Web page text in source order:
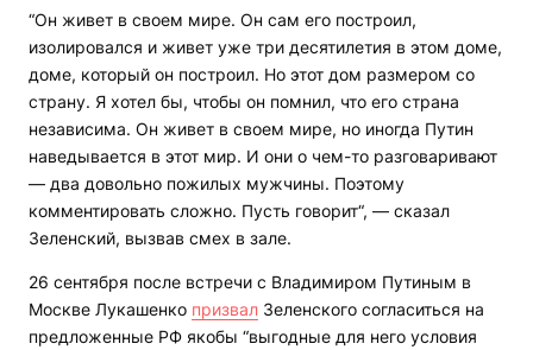
“Он живет в своем мире. Он сам его построил,
изолировался и живет уже три десятилетия в этом доме,
доме, который он построил. Но этот дом размером со
страну. Я хотел бы, чтобы он помнил, что его страна
независима. Он живет в своем мире, но иногда Путин
наведывается в этот мир. И они о чем-то разговаривают
— два довольно пожилых мужчины. Поэтому
комментировать сложно. Пусть говорит“, — сказал
Зеленский, вызвав смех в зале.
26 сентября после встречи с Владимиром Путиным в
Москве Лукашенко призвал Зеленского согласиться на
предложенные РФ якобы “выгодные для него условия